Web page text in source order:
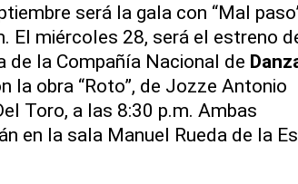
será la gala con “Mal
El miércoles 28, será el estreno
de la Compañía Nacional de
la obra “Roto”, de Jozze Antonio
Toro, a las 8:30 p.m. Ambas
en la sala Manuel Rueda de la